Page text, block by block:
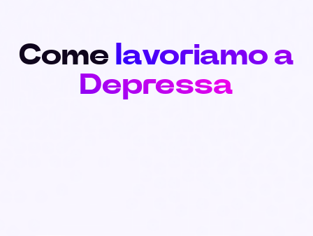
Come lavoriamo a
Depressa